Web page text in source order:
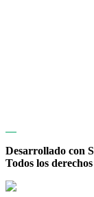
Desarrollado con
Todos los